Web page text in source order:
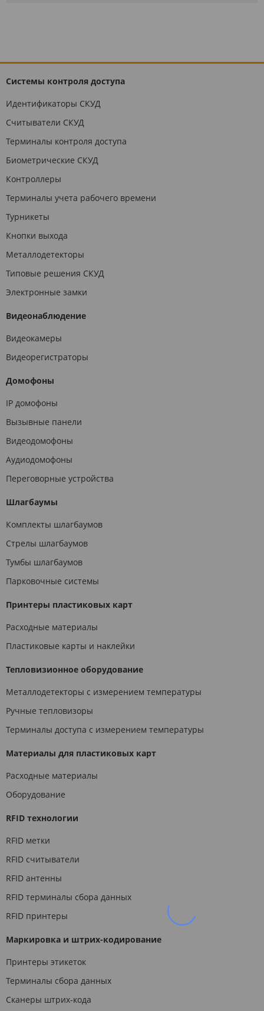
Системы контроля доступа
Идентификаторы СКУД
Считыватели СКУД
Терминалы контроля доступа
Биометрические СКУД
Контроллеры
Терминалы учета рабочего времени
Турникеты
Кнопки выхода
Металлодетекторы
Типовые решения СКУД
Электронные замки
Видеонаблюдение
Видеокамеры
Видеорегистраторы
Домофоны
IP домофоны
Вызывные панели
Видеодомофоны
Аудиодомофоны
Переговорные устройства
Шлагбаумы
Комплекты шлагбаумов
Стрелы шлагбаумов
Тумбы шлагбаумов
Парковочные системы
Принтеры пластиковых карт
Расходные материалы
Пластиковые карты и наклейки
Тепловизионное оборудование
Металлодетекторы с измерением температуры
Ручные тепловизоры
Терминалы доступа с измерением температуры
Материалы для пластиковых карт
Расходные материалы
Оборудование
RFID технологии
RFID метки
RFID считыватели
RFID антенны
RFID терминалы сбора данных
RFID принтеры
Маркировка и штрих-кодирование
Принтеры этикеток
Терминалы сбора данных
Сканеры штрих-кода